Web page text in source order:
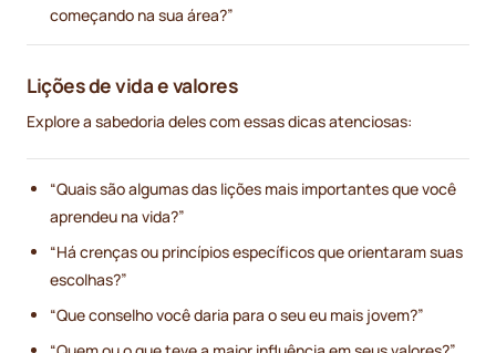
começando na sua área?”
Lições de vida e valores
Explore a sabedoria deles com essas dicas atenciosas:
“Quais são algumas das lições mais importantes que você
aprendeu na vida?”
“Há crenças ou princípios específicos que orientaram suas
escolhas?”
“Que conselho você daria para o seu eu mais jovem?”